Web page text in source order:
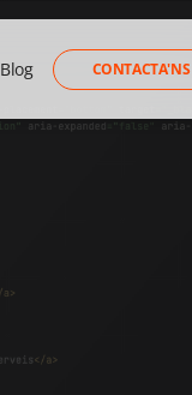
Blog CONTACTA'NS